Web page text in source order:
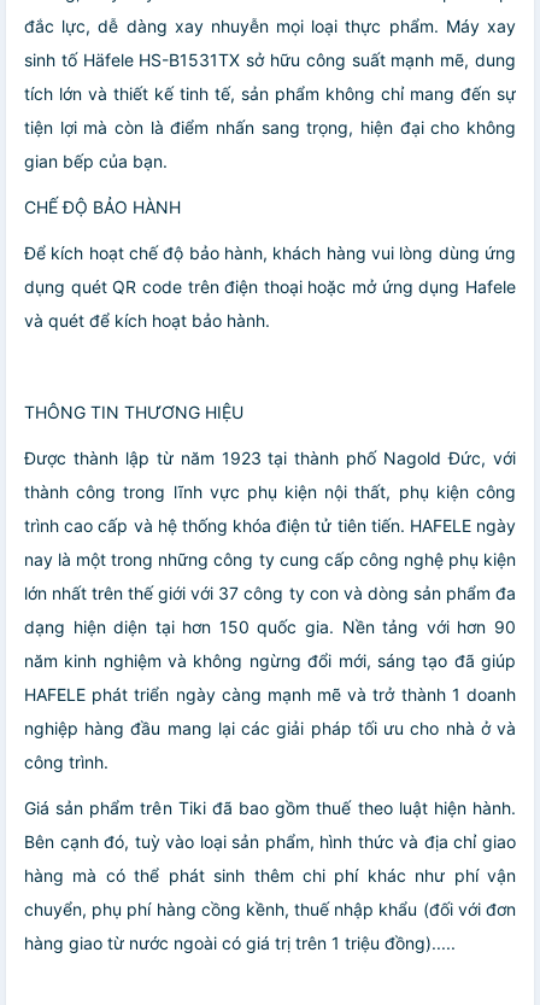
đắc lực, dễ dàng xay nhuyễn mọi loại thực phẩm. Máy xay
sinh tố Häfele HS-B1531TX sở hữu công suất mạnh mẽ, dung
tích lớn và thiết kế tinh tế, sản phẩm không chỉ mang đến sự
tiện lợi mà còn là điểm nhấn sang trọng, hiện đại cho không
gian bếp của bạn.
CHẾ ĐỘ BẢO HÀNH
Để kích hoạt chế độ bảo hành, khách hàng vui lòng dùng ứng
dụng quét QR code trên điện thoại hoặc mở ứng dụng Hafele
và quét để kích hoạt bảo hành.
THÔNG TIN THƯƠNG HIỆU
Được thành lập từ năm 1923 tại thành phố Nagold Đức, với
thành công trong lĩnh vực phụ kiện nội thất, phụ kiện công
trình cao cấp và hệ thống khóa điện tử tiên tiến. HAFELE ngày
nay là một trong những công ty cung cấp công nghệ phụ kiện
lớn nhất trên thế giới với 37 công ty con và dòng sản phẩm đa
dạng hiện diện tại hơn 150 quốc gia. Nền tảng với hơn 90
năm kinh nghiệm và không ngừng đổi mới, sáng tạo đã giúp
HAFELE phát triển ngày càng mạnh mẽ và trở thành 1 doanh
nghiệp hàng đầu mang lại các giải pháp tối ưu cho nhà ở và
công trình.
Giá sản phẩm trên Tiki đã bao gồm thuế theo luật hiện hành.
Bên cạnh đó, tuỳ vào loại sản phẩm, hình thức và địa chỉ giao
hàng mà có thể phát sinh thêm chi phí khác như phí vận
chuyển, phụ phí hàng cồng kềnh, thuế nhập khẩu (đối với đơn
hàng giao từ nước ngoài có giá trị trên 1 triệu đồng).....